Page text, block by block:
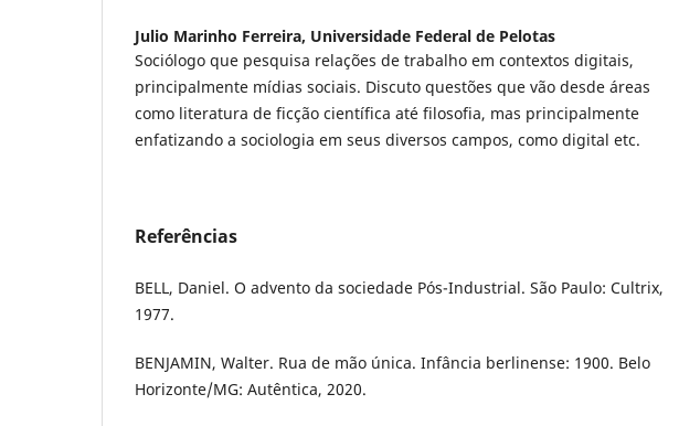
Julio Marinho Ferreira, Universidade Federal de Pelotas
Sociólogo que pesquisa relações de trabalho em contextos digitais,
principalmente mídias sociais. Discuto questões que vão desde áreas
como literatura de ficção científica até filosofia, mas principalmente
enfatizando a sociologia em seus diversos campos, como digital etc.
Referências
BELL, Daniel. O advento da sociedade Pós-Industrial. São Paulo: Cultrix,
1977.
BENJAMIN, Walter. Rua de mão única. Infância berlinense: 1900. Belo
Horizonte/MG: Autêntica, 2020.